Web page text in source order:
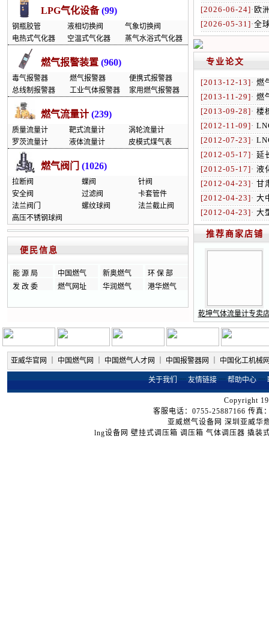
LPG气化设备(99)
钢瓶胶管 液相切换阀
气象切换阀
电热式气化器
空温式气化器 蒸气水浴式气化器
燃气报警装置 (960)
毒气报警器 燃气报警器
便携式报警器
总线制报警器
工业气体报警器 家用燃气报警器
燃气流量计 (239)
质量流量计 靶式流量计
涡轮流量计
罗茨流量计
液体流量计 皮模式煤气表
燃气阀门 (1026)
拉断阀 蝶阀
针阀
安全阀
过滤阀
卡套管件
法兰阀门
螺纹球阀
法兰截止阀
高压不锈钢球阀
便民信息
能 源 局 中国燃气 新奥燃气
环 保 部
发 改 委
燃气网址 华润燃气 港华燃气
[2026-06-24]· 欧
[2026-05-31]·全
专业论文
[2013-12-13]· 燃
[2013-11-29]· 燃
[2013-09-28]· 楼
[2012-11-09]·
[2012-07-23]·
[2012-05-17]· 延
[2012-05-17]· 液
[2012-04-23]· 甘
[2012-04-23]· 大
[2012-04-23]· 大
推荐商家店铺
乾坤气体流量计专卖
亚威华官网 中国燃气网 中国燃气人才网 中国报警器网 中国化工机械
关于我们 ┈ 友情链接 ┈ 帮助中心 ┈
Copyright
客服电话：0755-25887166 传真
亚威燃气设备网 深圳亚威华
lng设备网 壁挂式调压箱 调压箱 气体调压器 撬装